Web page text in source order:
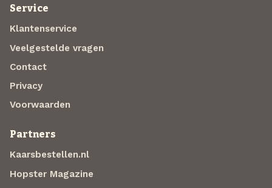
Service
Klantenservice
Veelgestelde vragen
Contact
Privacy
Voorwaarden
Partners
Kaarsbestellen.nl
Hopster Magazine